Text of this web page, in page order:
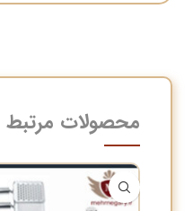
محصولات مرتبط